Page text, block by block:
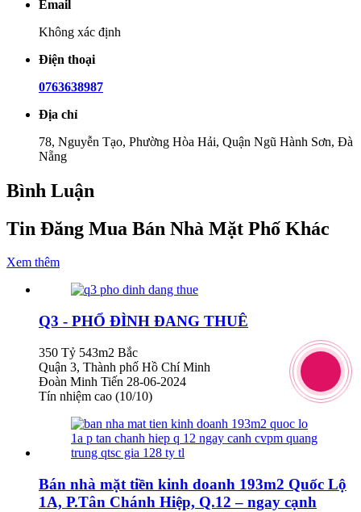
Email
Không xác định
Điện thoại
0763638987
Địa chỉ
78, Nguyễn Tạo, Phường Hòa Hải, Quận Ngũ Hành Sơn, Đà
Nẵng
Bình Luận
Tin Đăng Mua Bán Nhà Mặt Phố Khác
Xem thêm
Q3 - PHỔ ĐÌNH ĐANG THUÊ
350 Tỷ 543m2 Bắc
Quận 3, Thành phố Hồ Chí Minh
Đoàn Minh Tiến 28-06-2024
Tín nhiệm cao (10/10)
Bán nhà mặt tiền kinh doanh 193m2 Quốc Lộ
1A, P.Tân Chánh Hiệp, Q.12 – ngay cạnh